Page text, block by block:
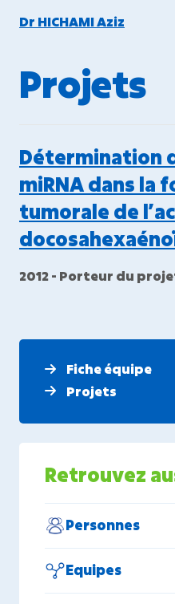
Dr HICHAMI Aziz
Projets
Détermination
miRNA dans la
tumorale de
2012 - Porteur du
Fiche équipe
Projets
Retrouvez
Personnes
Equipes